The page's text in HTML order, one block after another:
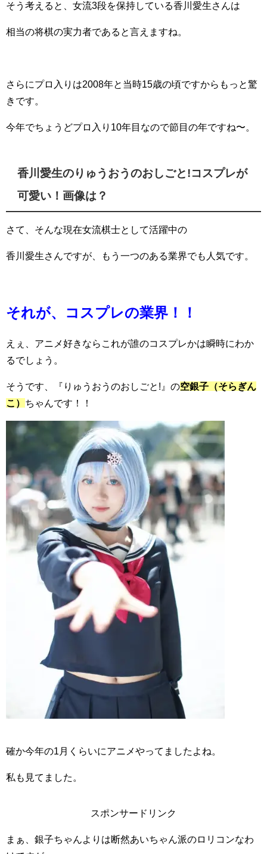
そう考えると、女流3段を保持している香川愛生さんは
相当の将棋の実力者であると言えますね。
さらにプロ入りは2008年と当時15歳の頃ですからもっと驚
きです。
今年でちょうどプロ入り10年目なので節目の年ですね〜。
香川愛生のりゅうおうのおしごと!コスプレが
可愛い！画像は？
さて、そんな現在女流棋士として活躍中の
香川愛生さんですが、もう一つのある業界でも人気です。
それが、コスプレの業界！！
えぇ、アニメ好きならこれが誰のコスプレかは瞬時にわか
るでしょう。
そうです、『りゅうおうのおしごと!』の空銀子（そらぎん
こ） ちゃんです！！
確か今年の1月くらいにアニメやってましたよね。
私も見てました。
スポンサードリンク
まぁ、銀子ちゃんよりは断然あいちゃん派のロリコンなわ